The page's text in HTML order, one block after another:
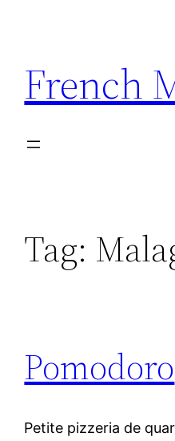
French
Tag:
Pomodoro
Petite pizzeria de